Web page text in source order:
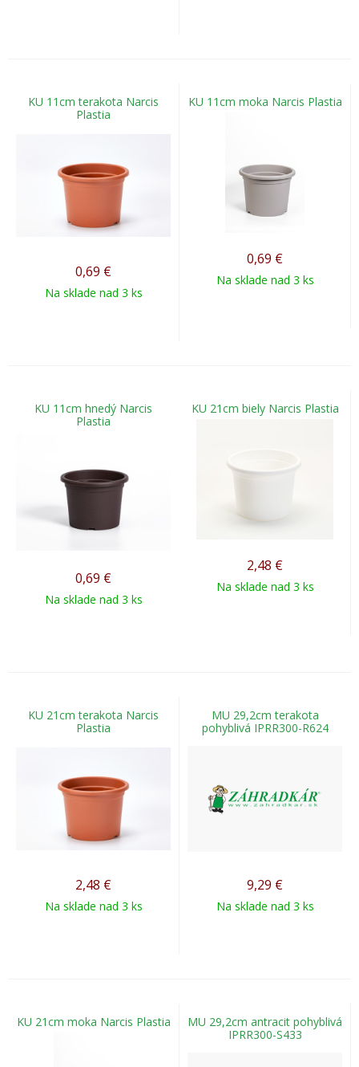
KU 11cm terakota Narcis
Plastia
0,69 €
Na sklade nad 3 ks
KU 11cm moka Narcis Plastia
0,69 €
Na sklade nad 3 ks
KU 11cm hnedý Narcis
Plastia
0,69 €
Na sklade nad 3 ks
KU 21cm biely Narcis Plastia
2,48 €
Na sklade nad 3 ks
KU 21cm terakota Narcis
Plastia
2,48 €
Na sklade nad 3 ks
MU 29,2cm terakota
pohyblivá IPRR300-R624
9,29 €
Na sklade nad 3 ks
KU 21cm moka Narcis Plastia
MU 29,2cm antracit pohyblivá
IPRR300-S433